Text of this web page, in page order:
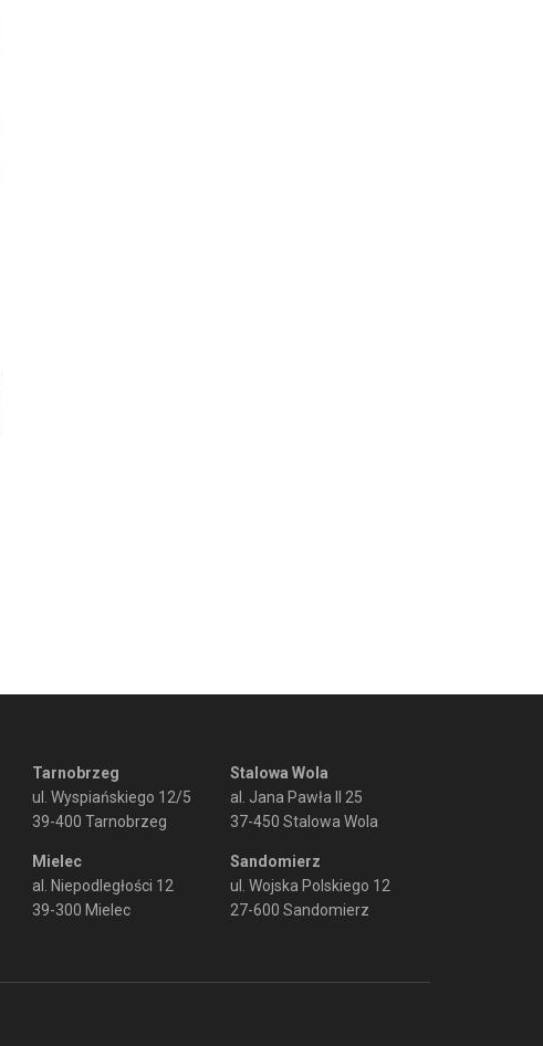
Tarnobrzeg
ul. Wyspiańskiego 12/5
39-400 Tarnobrzeg
Mielec
al. Niepodległości 12
39-300 Mielec
Stalowa Wola
al. Jana Pawła II 25
37-450 Stalowa Wola
Sandomierz
ul. Wojska Polskiego 12
27-600 Sandomierz